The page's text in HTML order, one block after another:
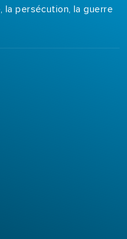
la persécution, la guerre